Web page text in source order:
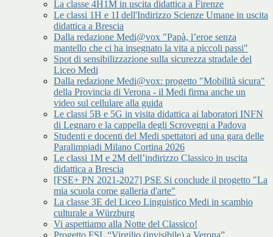
La classe 4H1M in uscita didattica a Firenze
Le classi 1H e 1I dell'Indirizzo Scienze Umane in uscita
didattica a Brescia
Dalla redazione Medi@vox "Papà, l’eroe senza
mantello che ci ha insegnato la vita a piccoli passi"
Spot di sensibilizzazione sulla sicurezza stradale del
Liceo Medi
Dalla redazione Medi@vox: progetto "Mobilità sicura"
della Provincia di Verona - il Medi firma anche un
video sul cellulare alla guida
Le classi 5B e 5G in visita didattica ai laboratori INFN
di Legnaro e la cappella degli Scrovegni a Padova
Studenti e docenti del Medi spettatori ad una gara delle
Paralimpiadi Milano Cortina 2026
Le classi 1M e 2M dell’indirizzo Classico in uscita
didattica a Brescia
[FSE+ PN 2021-2027] PSE Si conclude il progetto "La
mia scuola come galleria d'arte"
La classe 3E del Liceo Linguistico Medi in scambio
culturale a Würzburg
Vi aspettiamo alla Notte del Classico!